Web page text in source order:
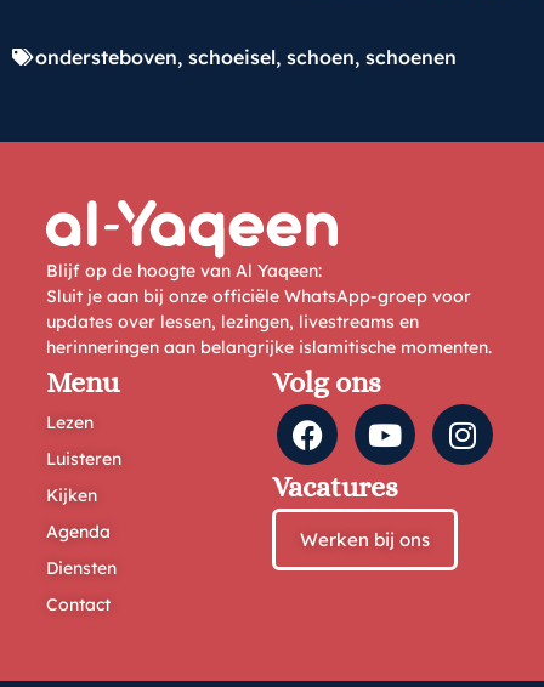
ondersteboven, schoeisel, schoen, schoenen
Blijf op de hoogte van Al Yaqeen:
Sluit je aan bij onze officiële WhatsApp-groep voor
updates over lessen, lezingen, livestreams en
herinneringen aan belangrijke islamitische momenten.
Menu
Lezen
Luisteren
Kijken
Agenda
Diensten
Contact
Volg ons
Vacatures
Werken bij ons